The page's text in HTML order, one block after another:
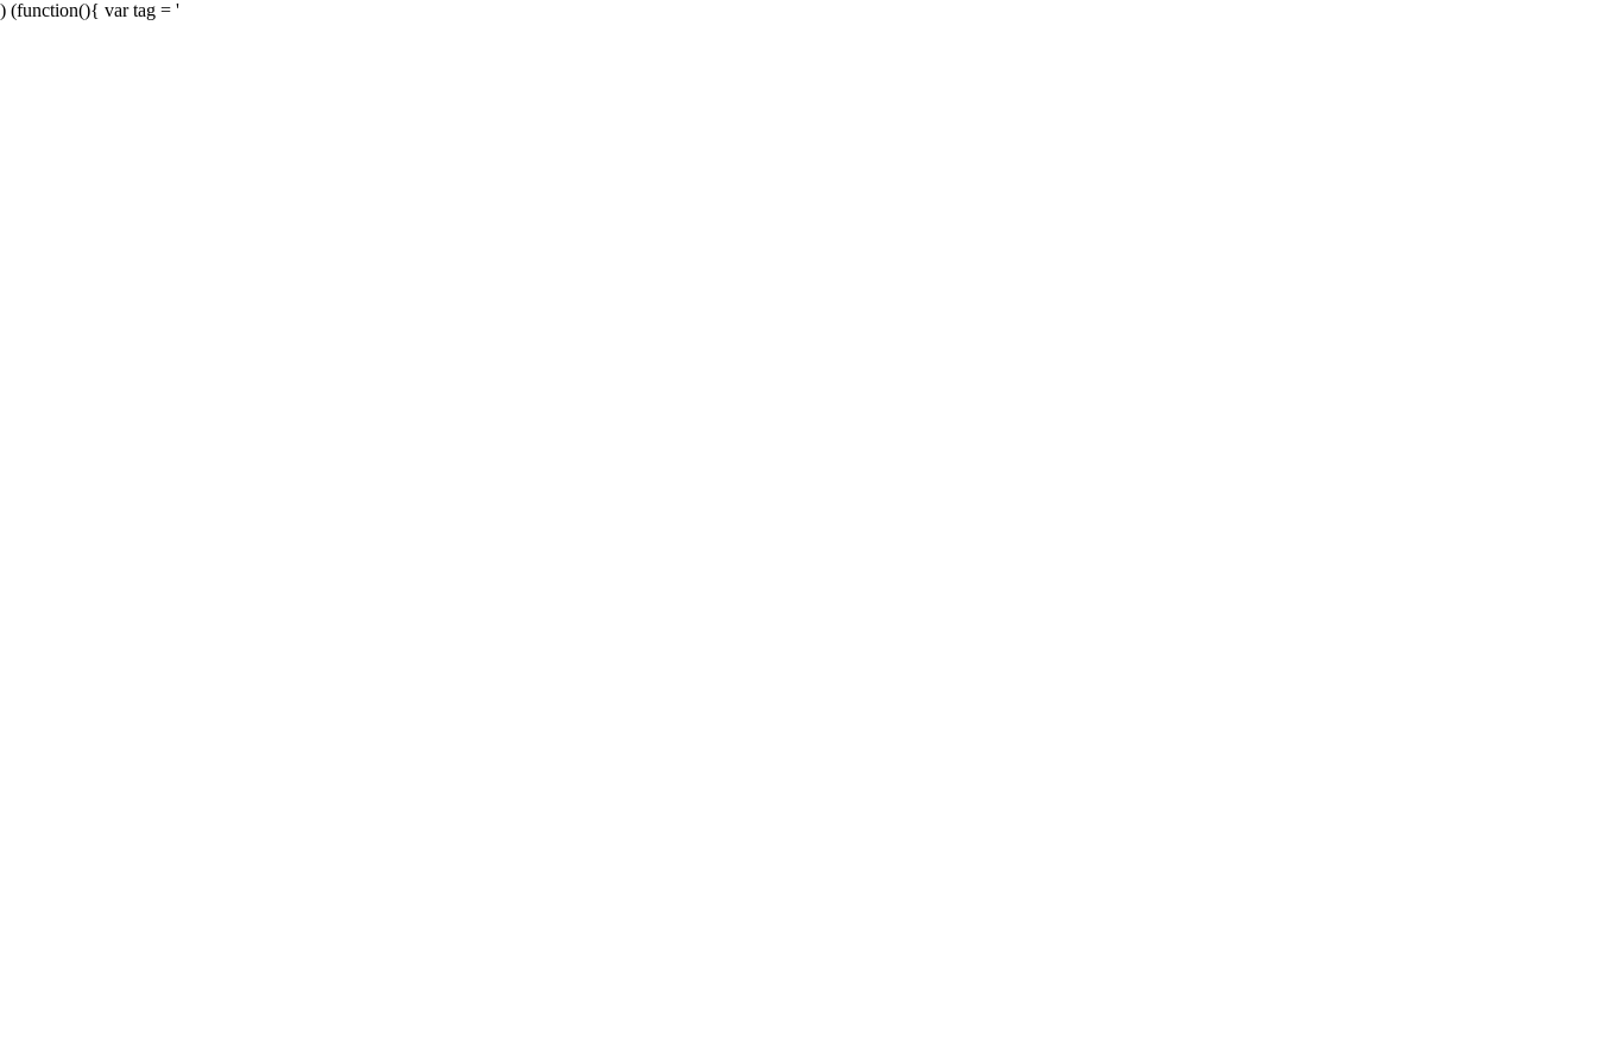
) (function(){ var tag = '